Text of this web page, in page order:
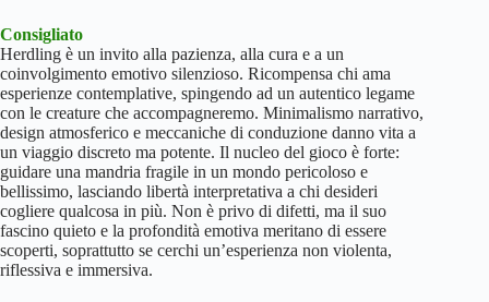
Consigliato
Herdling è un invito alla pazienza, alla cura e a un
coinvolgimento emotivo silenzioso. Ricompensa chi ama
esperienze contemplative, spingendo ad un autentico legame
con le creature che accompagneremo. Minimalismo narrativo,
design atmosferico e meccaniche di conduzione danno vita a
un viaggio discreto ma potente. Il nucleo del gioco è forte:
guidare una mandria fragile in un mondo pericoloso e
bellissimo, lasciando libertà interpretativa a chi desideri
cogliere qualcosa in più. Non è privo di difetti, ma il suo
fascino quieto e la profondità emotiva meritano di essere
scoperti, soprattutto se cerchi un’esperienza non violenta,
riflessiva e immersiva.